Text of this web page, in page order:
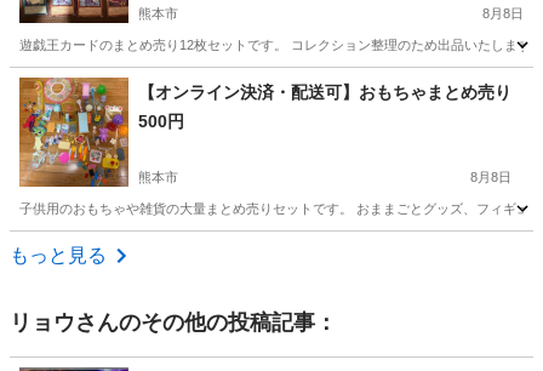
熊本市 8月8日
遊戯王カードのまとめ売り12枚セットです。 コレクション整理のため出品いたしま
熊本 熊本市 カードゲーム カード
【オンライン決済・配送可】おもちゃまとめ売り
500円
熊本市 8月8日
子供用のおもちゃや雑貨の大量まとめ売りセットです。 おままごとグッズ、フィギ
熊本 熊本市
もっと見る
リョウさんのその他の投稿記事：